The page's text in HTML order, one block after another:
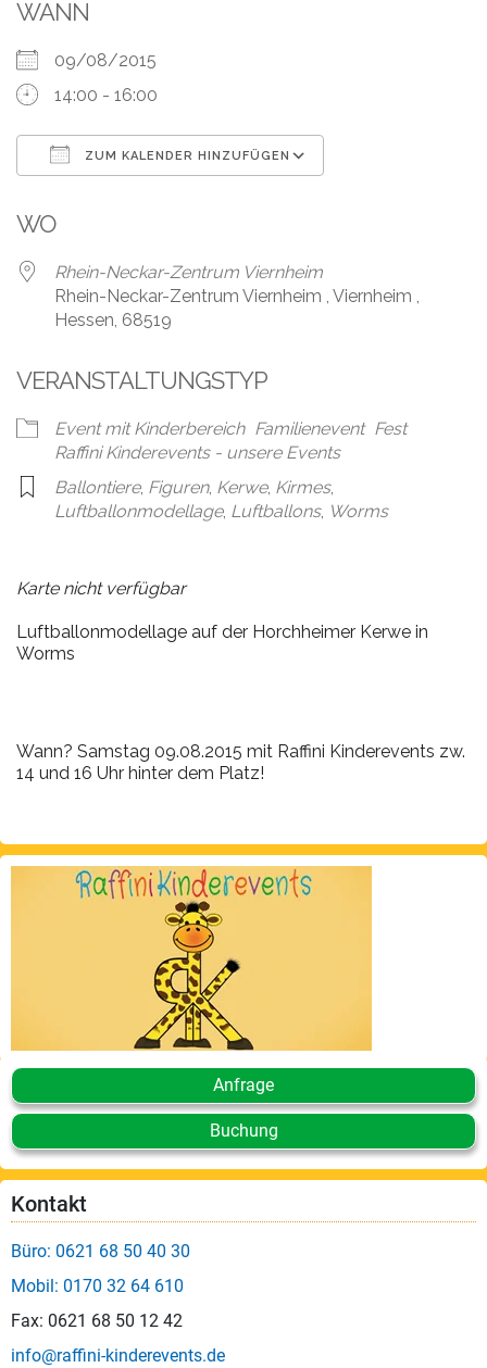
Über
Fotos,
Events
Referenzen
Blog
Jobs
Partner/Links
WANN
09/08/2015
14:00 - 16:00
ZUM KALENDER HINZUFÜGEN
WO
Rhein-Neckar-Zentrum Viernheim
Rhein-Neckar-Zentrum Viernheim , Viernheim ,
Hessen, 68519
VERANSTALTUNGSTYP
Event mit Kinderbereich Familienevent Fest
Raffini Kinderevents - unsere Events
Ballontiere, Figuren, Kerwe, Kirmes,
Luftballonmodellage, Luftballons, Worms
Karte nicht verfügbar
Luftballonmodellage auf der Horchheimer Kerwe in
Worms
Wann? Samstag 09.08.2015 mit Raffini Kinderevents zw.
14 und 16 Uhr hinter dem Platz!
Anfrage
Buchung
Kontakt
Büro: 0621 68 50 40 30
Mobil: 0170 32 64 610
Fax: 0621 68 50 12 42
info@raffini-kinderevents.de